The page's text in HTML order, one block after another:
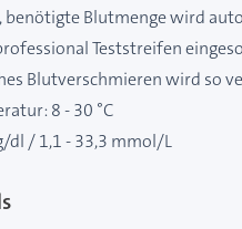
benötigte Blutmenge wird
Teststreifen
Blutverschmieren wird so
8 - 30 °C
dl / 1,1 - 33,3 mmol/L